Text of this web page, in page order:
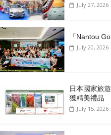
July 27, 2026
「Nantou
July 20, 2026
日本國家旅
獲精美禮品
July 15, 2026